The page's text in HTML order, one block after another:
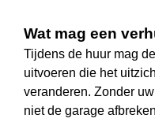
Wat mag een
Tijdens de huur mag
uitvoeren die het
veranderen. Zonder
niet de garage